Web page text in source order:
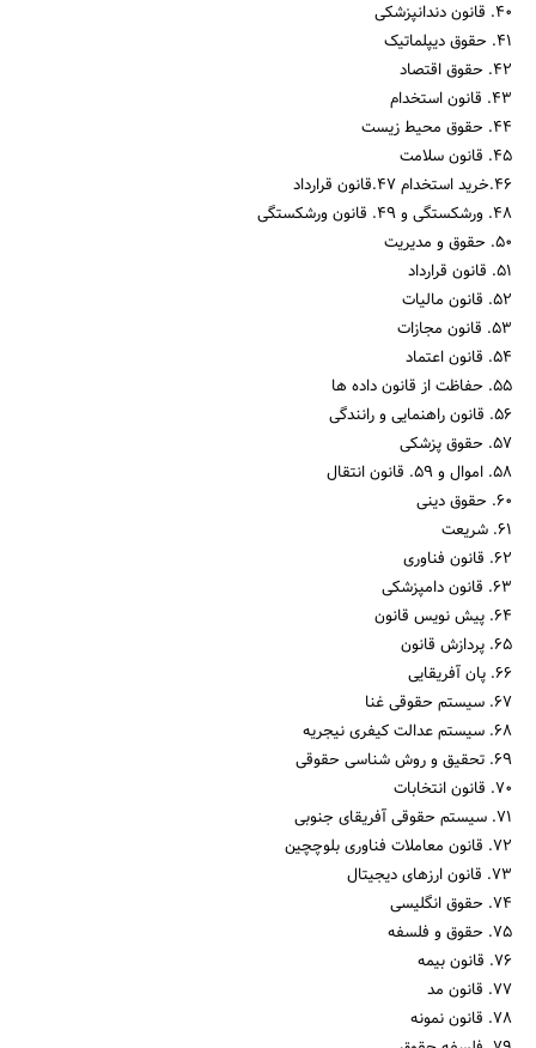
40. قانون دندانپزشکی
41. حقوق دیپلماتیک
42. حقوق اقتصاد
43. قانون استخدام
44. حقوق محیط زیست
45. قانون سلامت
46.خرید استخدام 47.قانون قرارداد
48. ورشکستگی و 49. قانون ورشکستگی
50. حقوق و مدیریت
51. قانون قرارداد
52. قانون مالیات
53. قانون مجازات
54. قانون اعتماد
55. حفاظت از قانون داده ها
56. قانون راهنمایی و رانندگی
57. حقوق پزشکی
58. اموال و 59. قانون انتقال
60. حقوق دینی
61. شریعت
62. قانون فناوری
63. قانون دامپزشکی
64. پیش نویس قانون
65. پردازش قانون
66. پان آفریقایی
67. سیستم حقوقی غنا
68. سیستم عدالت کیفری نیجریه
69. تحقیق و روش شناسی حقوقی
70. قانون انتخابات
71. سیستم حقوقی آفریقای جنوبی
72. قانون معاملات فناوری بلوچچین
73. قانون ارزهای دیجیتال
74. حقوق انگلیسی
75. حقوق و فلسفه
76. قانون بیمه
77. قانون مد
78. قانون نمونه